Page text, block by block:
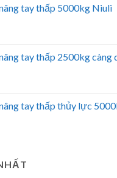
tay thấp 5000kg Niuli
tay thấp 2500kg càng
tay thấp thủy lực